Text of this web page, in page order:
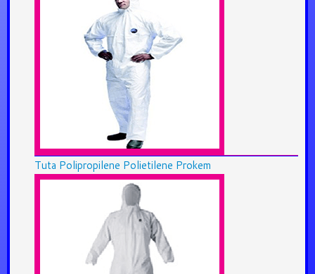
Tuta Polipropilene Polietilene Prokem